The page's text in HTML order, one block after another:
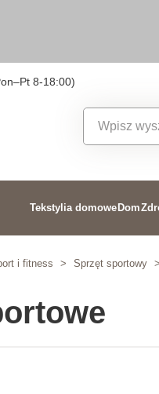
8-18:00)
Tekstylia domowe Dom
i fitness > Sprzęt sportowy